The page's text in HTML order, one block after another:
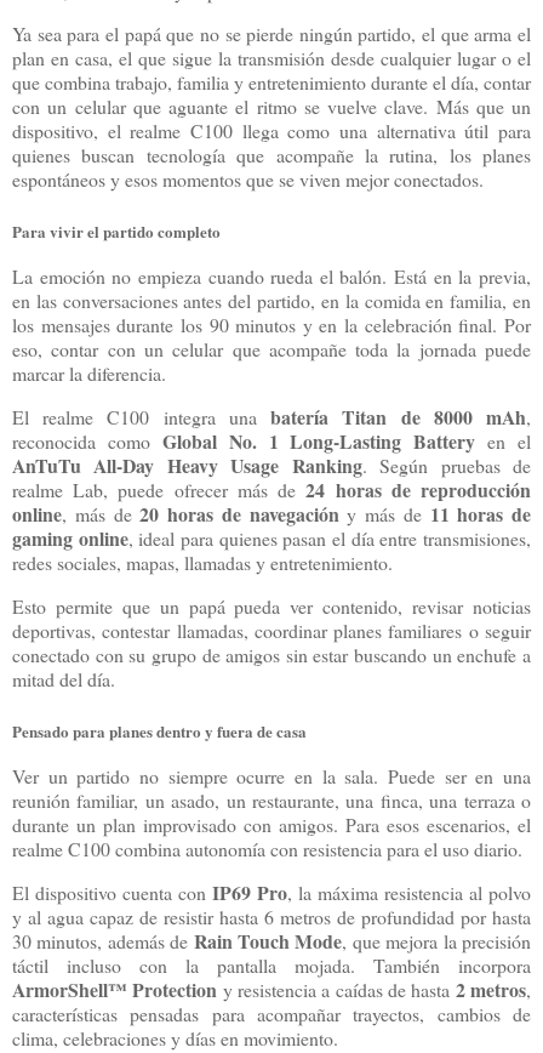
Ya sea para el papá que no se pierde ningún partido, el que arma el
plan en casa, el que sigue la transmisión desde cualquier lugar o el
que combina trabajo, familia y entretenimiento durante el día, contar
con un celular que aguante el ritmo se vuelve clave. Más que un
dispositivo, el realme C100 llega como una alternativa útil para
quienes buscan tecnología que acompañe la rutina, los planes
espontáneos y esos momentos que se viven mejor conectados.
Para vivir el partido completo
La emoción no empieza cuando rueda el balón. Está en la previa,
en las conversaciones antes del partido, en la comida en familia, en
los mensajes durante los 90 minutos y en la celebración final. Por
eso, contar con un celular que acompañe toda la jornada puede
marcar la diferencia.
El realme C100 integra unabatería Titan de 8000 mAh,
reconocida como Global No. 1 Long-Lasting Battery en el
AnTuTu All-Day Heavy Usage Ranking. Según pruebas de
realme Lab, puede ofrecer más de24 horas de reproducción
online, más de20 horas de navegacióny más de 11 horas de
gaming online, ideal para quienes pasan el día entre transmisiones,
redes sociales, mapas, llamadas y entretenimiento.
Esto permite que un papá pueda ver contenido, revisar noticias
deportivas, contestar llamadas, coordinar planes familiares o seguir
conectado con su grupo de amigos sin estar buscando un enchufe a
mitad del día.
Pensado para planes dentro y fuera de casa
Ver un partido no siempre ocurre en la sala. Puede ser en una
reunión familiar, un asado, un restaurante, una finca, una terraza o
durante un plan improvisado con amigos. Para esos escenarios, el
realme C100 combina autonomía con resistencia para el uso diario.
El dispositivo cuenta con IP69 Pro, la máxima resistencia al polvo
y al agua capaz de resistir hasta 6 metros de profundidad por hasta
30 minutos, además de Rain Touch Mode, que mejora la precisión
táctil incluso con la pantalla mojada. También incorpora
ArmorShell™ Protection y resistencia a caídas de hasta 2 metros,
características pensadas para acompañar trayectos, cambios de
clima, celebraciones y días en movimiento.